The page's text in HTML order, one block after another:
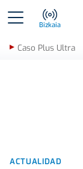
Bizkaia
Caso Plus Ultra
ACTUALIDAD